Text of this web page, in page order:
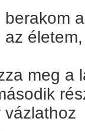
az
meg a
vázlathoz